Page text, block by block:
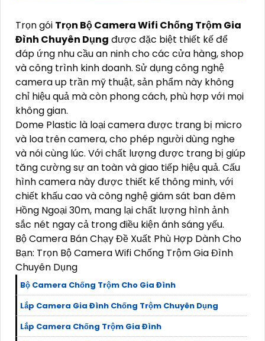
Trọn gói Trọn Bộ Camera Wifi Chống Trộm Gia
Đình Chuyên Dụng được đặc biệt thiết kế để
đáp ứng nhu cầu an ninh cho các cửa hàng, shop
và công trình kinh doanh. Sử dụng công nghệ
camera up trần mỹ thuật, sản phẩm này không
chỉ hiệu quả mà còn phong cách, phù hợp với mọi
không gian.
Dome Plastic là loại camera được trang bị micro
và loa trên camera, cho phép người dùng nghe
và nói cùng lúc. Với chất lượng được trang bị giúp
tăng cường sự an toàn và giao tiếp hiệu quả. Cấu
hình camera này được thiết kế thông minh, với
chiết khấu cao và công nghệ giám sát ban đêm
Hồng Ngoại 30m, mang lại chất lượng hình ảnh
sắc nét ngay cả trong điều kiện ánh sáng yếu.
Bộ Camera Bán Chạy Đề Xuất Phù Hợp Dành Cho
Bạn: Trọn Bộ Camera Wifi Chống Trộm Gia Đình
Chuyên Dụng
Bộ Camera Chống Trộm Cho Gia Đình
Lắp Camera Gia Đình Chống Trộm Chuyên Dụng
Lắp Camera Chống Trộm Gia Đình